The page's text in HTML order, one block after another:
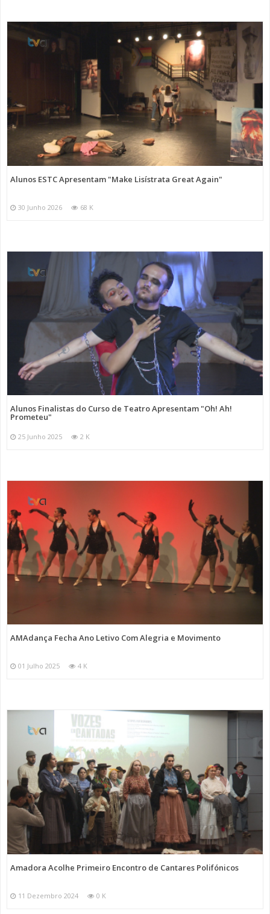
Alunos ESTC Apresentam "Make Lisístrata Great Again"
30 Junho 2026 68 K
Alunos Finalistas do Curso de Teatro Apresentam "Oh! Ah!
Prometeu"
25 Junho 2025 2 K
AMAdança Fecha Ano Letivo Com Alegria e Movimento
01 Julho 2025 4 K
Amadora Acolhe Primeiro Encontro de Cantares Polifónicos
11 Dezembro 2024 0 K